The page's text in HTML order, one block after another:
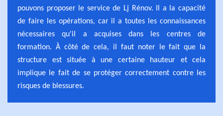
pouvons proposer le service de Lj Rénov. Il a la capacité
de faire les opérations, car il a toutes les connaissances
nécessaires qu'il a acquises dans les centres de
formation. À côté de cela, il faut noter le fait que la
structure est située à une certaine hauteur et cela
implique le fait de se protéger correctement contre les
risques de blessures.